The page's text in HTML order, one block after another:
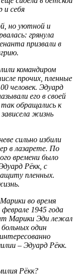
и себя
но уютной и
грянула
призвали в
командиром
прочих, пленные
человек. Эдуард
его в своей
обращались к
жизнь
сильно избили
в лазарете. По
времени было
Рёкк, с
пленных.
во время
1945 года
Марики Эди лежал
больных один
– Эдуард Рёкк.
Рёкк?